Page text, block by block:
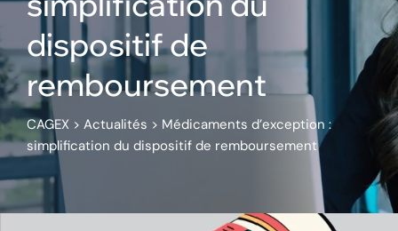
dispositif de
remboursement
CAGEX > Actualités > Médicaments d’exception :
simplification du dispositif de remboursement